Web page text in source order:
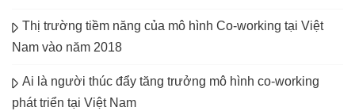
Thị trường tiềm năng của mô hình Co-working tại Việt
Nam vào năm 2018
Ai là người thúc đẩy tăng trưởng mô hình co-working
phát triển tại Việt Nam